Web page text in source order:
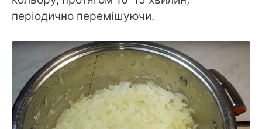
періодично перемішуючи.